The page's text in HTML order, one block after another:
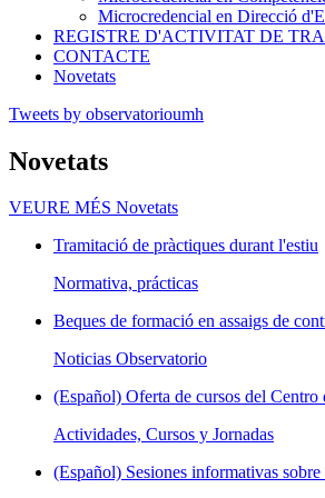
Microcredencial en Direcció
REGISTRE D'ACTIVITAT DE
CONTACTE
Novetats
Tweets by observatorioumh
Novetats
VEURE MÉS Novetats
Tramitació de pràctiques durant l'estiu
Normativa, prácticas
Beques de formació en assaigs de
Noticias Observatorio
(Español) Oferta de cursos del
Actividades, Cursos y Jornadas
(Español) Sesiones informativas